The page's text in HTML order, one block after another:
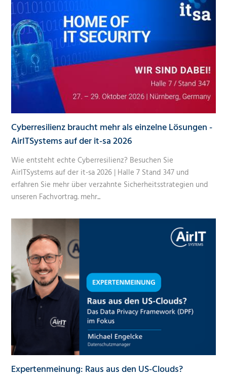
Cyberresilienz braucht mehr als einzelne Lösungen -
AirITSystems auf der it-sa 2026
Wie entsteht echte Cyberresilienz? Besuchen Sie
AirITSystems auf der it-sa 2026 | Halle 7 Stand 347 und
erfahren Sie mehr über verzahnte Sicherheitsstrategien und
unseren Fachvortrag. mehr...
Expertenmeinung: Raus aus den US-Clouds?